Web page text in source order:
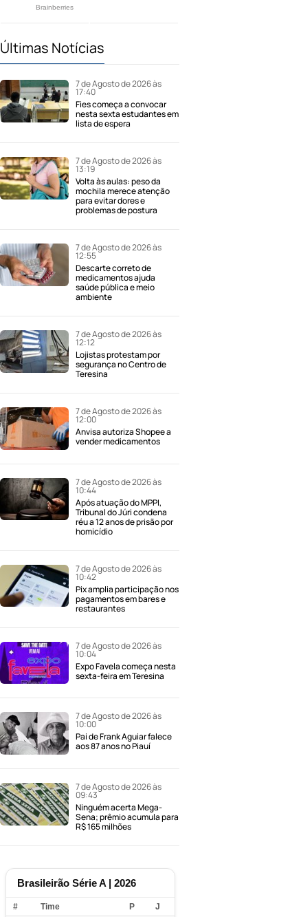
Últimas Notícias
7 de Agosto de 2026 às
17:40
Fies começa a convocar
nesta sexta estudantes em
lista de espera
7 de Agosto de 2026 às
13:19
Volta às aulas: peso da
mochila merece atenção
para evitar dores e
problemas de postura
7 de Agosto de 2026 às
12:55
Descarte correto de
medicamentos ajuda
saúde pública e meio
ambiente
7 de Agosto de 2026 às
12:12
Lojistas protestam por
segurança no Centro de
Teresina
7 de Agosto de 2026 às
12:00
Anvisa autoriza Shopee a
vender medicamentos
7 de Agosto de 2026 às
10:44
Após atuação do MPPI,
Tribunal do Júri condena
réu a 12 anos de prisão por
homicídio
7 de Agosto de 2026 às
10:42
Pix amplia participação nos
pagamentos em bares e
restaurantes
7 de Agosto de 2026 às
10:04
Expo Favela começa nesta
sexta-feira em Teresina
7 de Agosto de 2026 às
10:00
Pai de Frank Aguiar falece
aos 87 anos no Piauí
7 de Agosto de 2026 às
09:43
Ninguém acerta Mega-
Sena; prêmio acumula para
R$ 165 milhões